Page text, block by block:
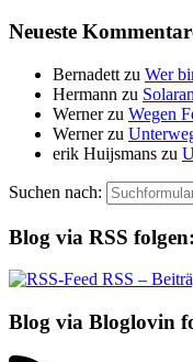
Neueste
Bernadett zu Wer
Hermann zu
Wernerzu Wegen
Wernerzu
erik Huijsmans zu
Suchen nach:
Blog via RSS folgen:
RSS –
Blog via Bloglovin